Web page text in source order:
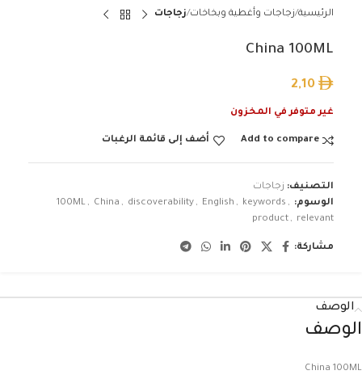
الرئيسية زجاجات وأغطية وبخاخات زجاجات
China 100ML
2,10
غير متوفر في المخزون
Add to compare أضف إلى قائمة الرغبات
التصنيف: زجاجات
الوسوم:
100ML , China , discoverability , English , keywords ,
product , relevant
مشاركة:
الوصف
الوصف
China 100ML